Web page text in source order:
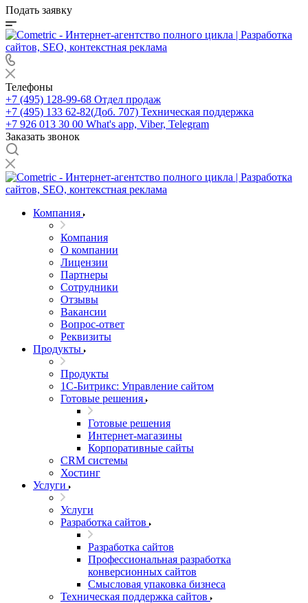
Подать заявку
Телефоны
+7 (495) 128-99-68 Отдел продаж
+7 (495) 133 62-82(Доб. 707) Техническая поддержка
+7 926 013 30 00 What's app, Viber, Telegram
Заказать звонок
Компания
Компания
О компании
Лицензии
Партнеры
Сотрудники
Отзывы
Вакансии
Вопрос-ответ
Реквизиты
Продукты
Продукты
1С-Битрикс: Управление сайтом
Готовые решения
Готовые решения
Интернет-магазины
Корпоративные сайты
CRM системы
Хостинг
Услуги
Услуги
Разработка сайтов
Разработка сайтов
Профессиональная разработка
конверсионных сайтов
Смысловая упаковка бизнеса
Техническая поддержка сайтов